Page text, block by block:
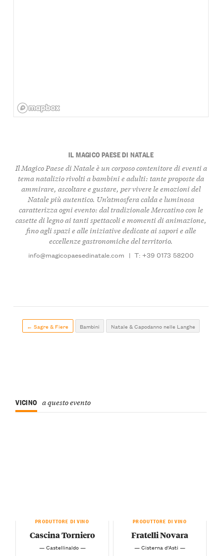
IL MAGICO PAESE DI NATALE
Il Magico Paese di Natale è un corposo contenitore di eventi a
tema natalizio rivolti a bambini e adulti: tante proposte da
ammirare, ascoltare e gustare, per vivere le emozioni del
Natale più autentico. Un’atmosfera calda e luminosa
caratterizza ogni evento: dal tradizionale Mercatino con le
casette di legno ai tanti spettacoli e momenti di animazione,
fino agli spazi e alle iniziative dedicate ai sapori e alle
eccellenze gastronomiche del territorio.
info@magicopaesedinatale.com | T: +39 0173 58200
← Sagre & Fiere Bambini Natale & Capodanno nelle Langhe
VICINO a questo evento
PRODUTTORE DI VINO
Cascina Torniero
— Castellinaldo —
PRODUTTORE DI VINO
Fratelli Novara
— Cisterna d’Asti —